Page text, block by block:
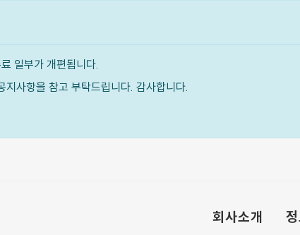
일부가 개편됩니다.
사항을 참고 부탁드립니다. 감사합니다.
회사소개